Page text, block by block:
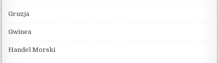
Gruzja
Gwinea
Handel Morski